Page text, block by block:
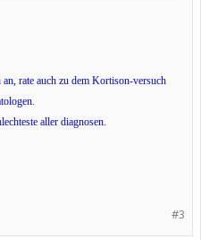
rate auch zu dem Kortison-versuch
aller diagnosen.
#3